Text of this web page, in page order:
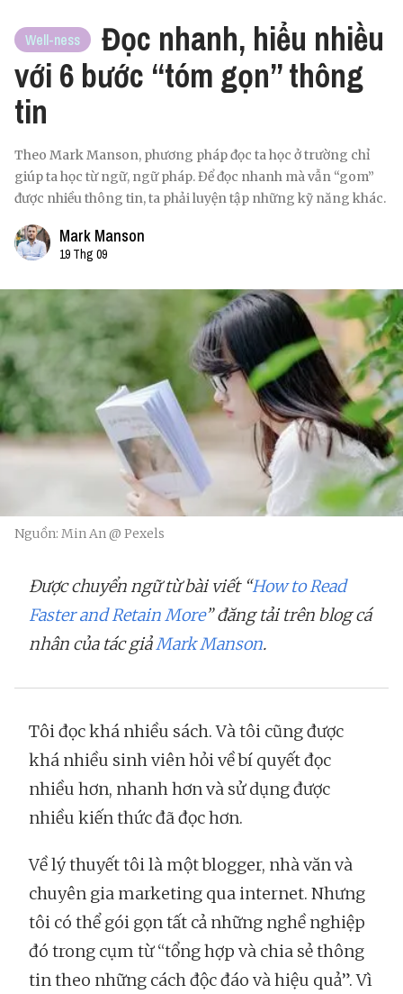
Well-ness
Đọc nhanh, hiểu nhiều
với 6 bước “tóm gọn” thông
tin
Theo Mark Manson, phương pháp đọc ta học ở trường chỉ
giúp ta học từ ngữ, ngữ pháp. Để đọc nhanh mà vẫn “gom”
được nhiều thông tin, ta phải luyện tập những kỹ năng khác.
Mark Manson
19 Thg 09
Nguồn: Min An @ Pexels
Được chuyển ngữ từ bài viết “How to Read
Faster and Retain More” đăng tải trên blog cá
nhân của tác giảMark Manson.
Tôi đọc khá nhiều sách. Và tôi cũng được
khá nhiều sinh viên hỏi về bí quyết đọc
nhiều hơn, nhanh hơn và sử dụng được
nhiều kiến thức đã đọc hơn.
Về lý thuyết tôi là một blogger, nhà văn và
chuyên gia marketing qua internet. Nhưng
tôi có thể gói gọn tất cả những nghề nghiệp
đó trong cụm từ “tổng hợp và chia sẻ thông
tin theo những cách độc đáo và hiệu quả”. Vì